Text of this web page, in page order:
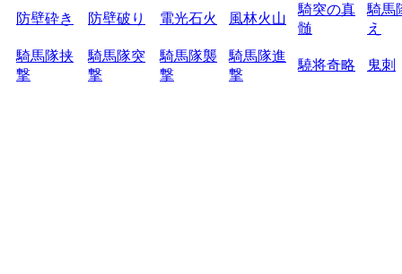
防壁砕き 防壁破り 電光石火 風林火山
騎突の真
髄
騎馬
え
騎馬隊挟
撃
騎馬隊突
撃
騎馬隊襲
撃
騎馬隊進
撃
驍将奇略 鬼刺